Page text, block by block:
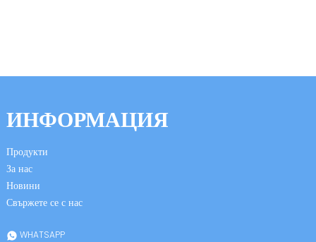
ИНФОРМАЦИЯ
Продукти
За нас
Новини
Свържете се с нас
WHATSAPP